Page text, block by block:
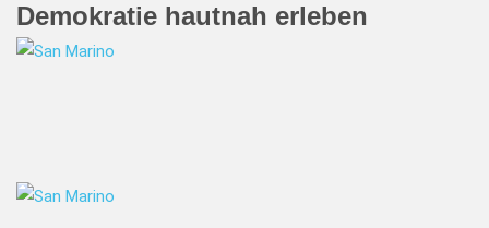
Demokratie hautnah erleben